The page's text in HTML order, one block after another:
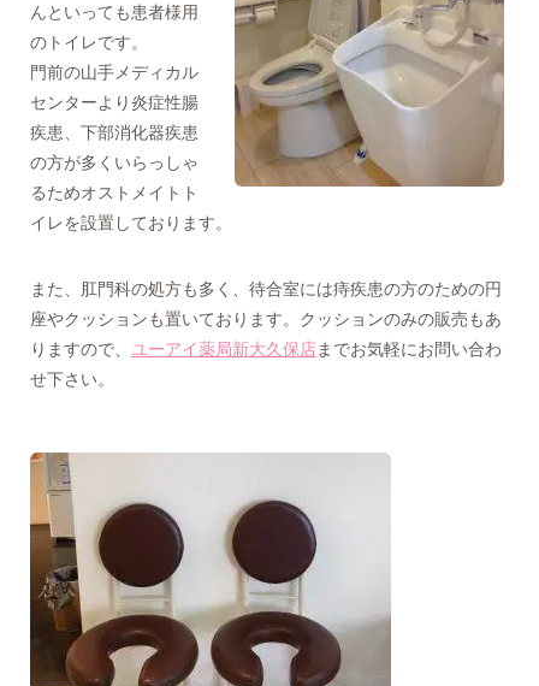
んといっても患者様用
のトイレです。
門前の山手メディカル
センターより炎症性腸
疾患、下部消化器疾患
の方が多くいらっしゃ
るためオストメイトト
イレを設置しております。
また、肛門科の処方も多く、待合室には痔疾患の方のための円
座やクッションも置いております。クッションのみの販売もあ
りますので、 ユーアイ薬局新大久保店 までお気軽にお問い合わ
せ下さい。